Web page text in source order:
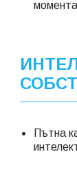
момента
Пътна